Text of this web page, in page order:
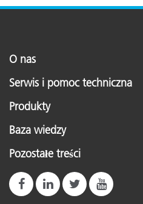
O nas
Serwis i pomoc techniczna
Produkty
Baza wiedzy
Pozostałe treści